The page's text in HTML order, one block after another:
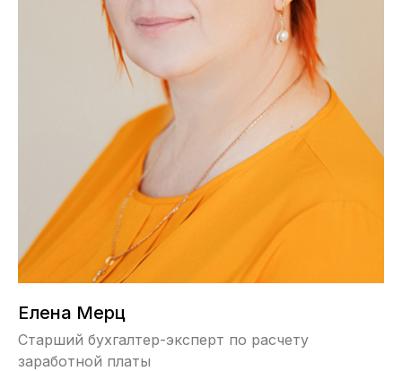
Елена Мерц
Старший бухгалтер-эксперт по расчету
заработной платы